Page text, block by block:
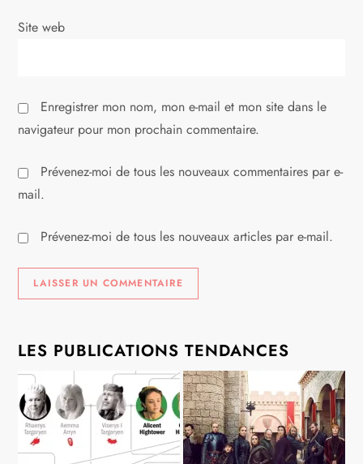
i
l
Site web
Enregistrer mon nom, mon e-mail et mon site dans le
navigateur pour mon prochain commentaire.
Prévenez-moi de tous les nouveaux commentaires par e-
mail.
Prévenez-moi de tous les nouveaux articles par e-mail.
LES PUBLICATIONS TENDANCES